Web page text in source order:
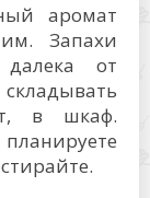
аромат
Запахи
от
в шкаф.